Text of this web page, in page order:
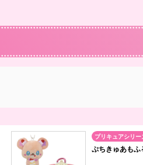
プリキュアシリー
ぷちきゅあも